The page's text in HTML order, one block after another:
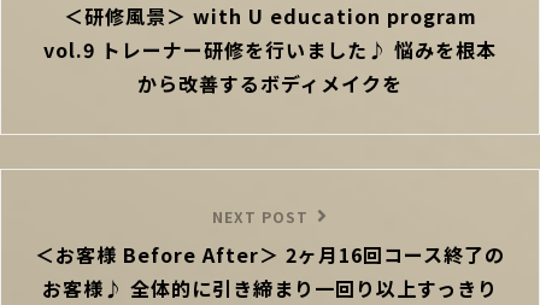
ョ
Post＜研修風景＞ with U education program
vol.9 トレーナー研修を行いました♪ 悩みを根本
から改善するボディメイクを
Post
NEXT POST
＜お客様 Before After＞ 2ヶ月16回コース終了の
お客様♪ 全体的に引き締まり一回り以上すっきり